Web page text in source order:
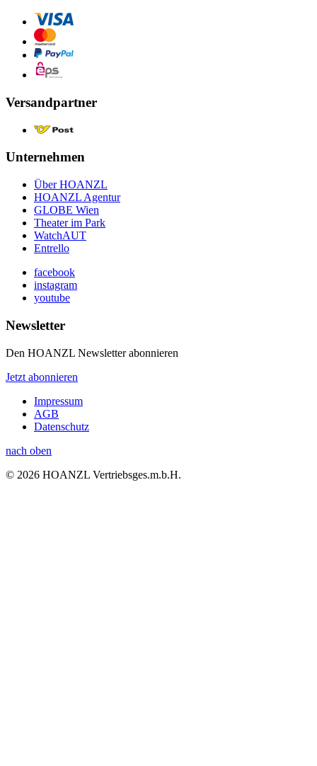
Versandpartner
Unternehmen
Über HOANZL
HOANZL Agentur
GLOBE Wien
Theater im Park
WatchAUT
Entrello
facebook
instagram
youtube
Newsletter
Den HOANZL Newsletter abonnieren
Jetzt abonnieren
Impressum
AGB
Datenschutz
nach oben
© 2026 HOANZL Vertriebsges.m.b.H.